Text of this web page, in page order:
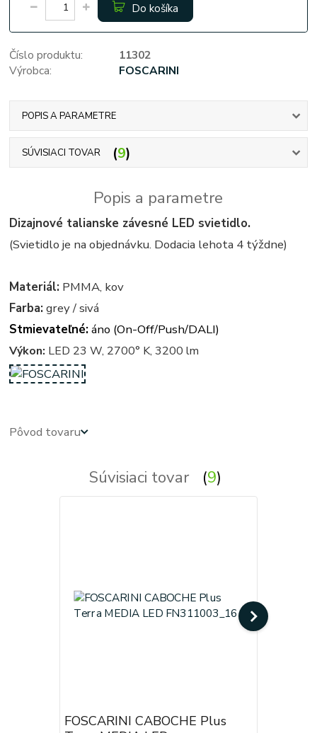
Do košíka
Číslo produktu:
11302
Výrobca:
FOSCARINI
POPIS A PARAMETRE
SÚVISIACI TOVAR 9
Popis a parametre
Dizajnové talianske závesné LED svietidlo.
(Svietidlo je na objednávku. Dodacia lehota 4 týždne)
Materiál: PMMA, kov
Farba: grey / sivá
Stmievateľné:áno (On-Off/Push/DALI)
Výkon: LED 23 W, 2700° K, 3200 lm
Pôvod tovaru
Súvisiaci tovar 9
FOSCARINI CABOCHE Plus